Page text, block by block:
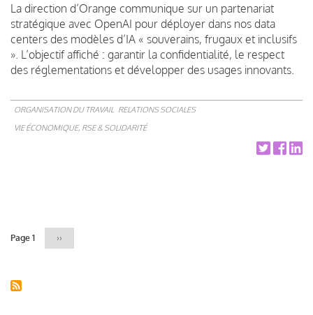
La direction d’Orange communique sur un partenariat
stratégique avec OpenAI pour déployer dans nos data
centers des modèles d’IA « souverains, frugaux et inclusifs
». L’objectif affiché : garantir la confidentialité, le respect
des réglementations et développer des usages innovants.
ORGANISATION DU TRAVAIL RELATIONS SOCIALES
VIE ÉCONOMIQUE, RSE & SOLIDARITÉ
Page 1
Page
››